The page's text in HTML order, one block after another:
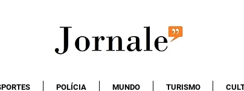
POLÍCIA MUNDO TURISMO